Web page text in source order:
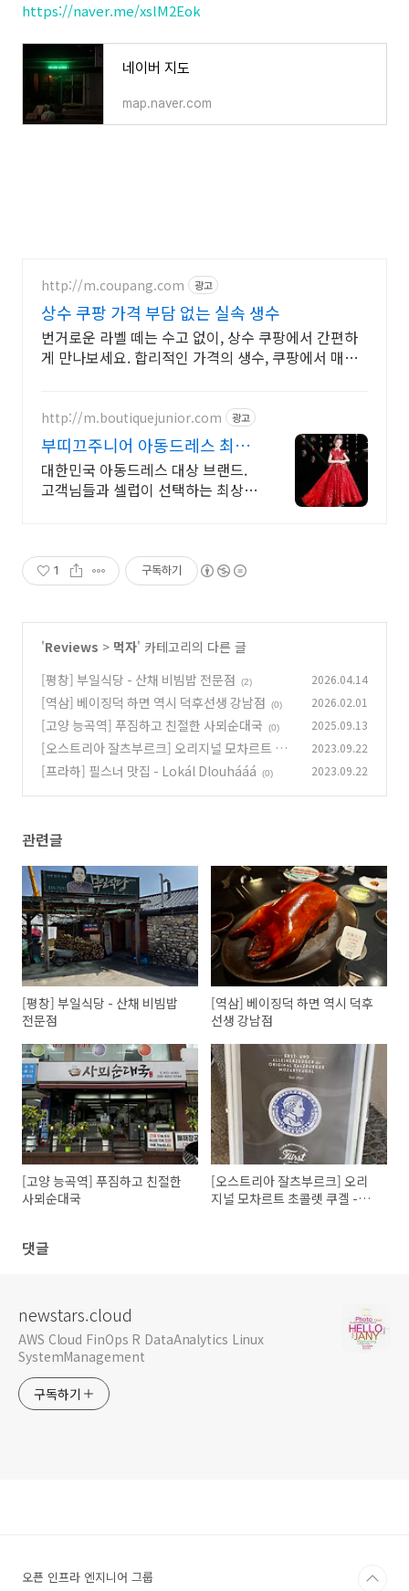
https://naver.me/xslM2Eok
네이버 지도
map.naver.com
http://m.coupang.com 광고
상수 쿠팡 가격 부담 없는 실속 생수
번거로운 라벨 떼는 수고 없이, 상수 쿠팡에서 간편하
게 만나보세요. 합리적인 가격의 생수, 쿠팡에서 매일
http://m.boutiquejunior.com 광고
부띠끄주니어 아동드레스 최고
의 만족, 최고의 퀄리티
대한민국 아동드레스 대상 브랜드.
고객님들과 셀럽이 선택하는 최상급
1 구독하기
'Reviews > 먹자' 카테고리의 다른 글
[평창] 부일식당 - 산채 비빔밥 전문점
(2) 2026.04.14
[역삼] 베이징덕 하면 역시 덕후선생 강남점 (0) 2026.02.01
[고양 능곡역] 푸짐하고 친절한 사뫼순대국 (0) 2025.09.13
[오스트리아 잘츠부르크] 오리지널 모차르트 초
콜렛 쿠겔 - Fürst
(0)
2023.09.22
[프라하] 필스너 맛집 - Lokál Dlouhááá (0) 2023.09.22
관련글
[평창] 부일식당 - 산채 비빔밥
전문점
[역삼] 베이징덕 하면 역시 덕후
선생 강남점
[고양 능곡역] 푸짐하고 친절한
사뫼순대국
[오스트리아 잘츠부르크] 오리
지널 모차르트 초콜렛 쿠겔 -
댓글
newstars.cloud
AWS Cloud FinOps R DataAnalytics Linux
SystemManagement
구독하기
오픈 인프라 엔지니어 그룹